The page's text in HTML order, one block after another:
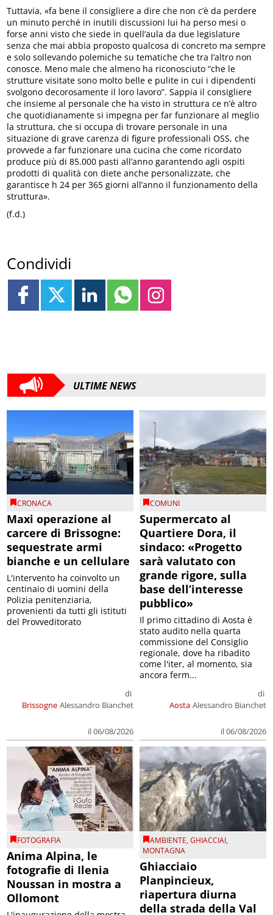
Tuttavia, «fa bene il consigliere a dire che non c’è da perdere
un minuto perché in inutili discussioni lui ha perso mesi o
forse anni visto che siede in quell’aula da due legislature
senza che mai abbia proposto qualcosa di concreto ma sempre
e solo sollevando polemiche su tematiche che tra l’altro non
conosce. Meno male che almeno ha riconosciuto “che le
strutture visitate sono molto belle e pulite in cui i dipendenti
svolgono decorosamente il loro lavoro”. Sappia il consigliere
che insieme al personale che ha visto in struttura ce n’è altro
che quotidianamente si impegna per far funzionare al meglio
la struttura, che si occupa di trovare personale in una
situazione di grave carenza di figure professionali OSS, che
provvede a far funzionare una cucina che come ricordato
produce più di 85.000 pasti all’anno garantendo agli ospiti
prodotti di qualità con diete anche personalizzate, che
garantisce h 24 per 365 giorni all’anno il funzionamento della
struttura».
(f.d.)
Condividi
ULTIME NEWS
CRONACA
Maxi operazione al
carcere di Brissogne:
sequestrate armi
bianche e un cellulare
Brissogne
di
Alessandro Bianchet
il 06/08/2026
L'intervento ha coinvolto un
centinaio di uomini della
Polizia penitenziaria,
provenienti da tutti gli istituti
del Provveditorato
COMUNI
Supermercato al
Quartiere Dora, il
sindaco: «Progetto
sarà valutato con
grande rigore, sulla
base dell’interesse
pubblico»
Aosta
di
Alessandro Bianchet
il 06/08/2026
Il primo cittadino di Aosta è
stato audito nella quarta
commissione del Consiglio
regionale, dove ha ribadito
come l'iter, al momento, sia
ancora ferm...
FOTOGRAFIA
Anima Alpina, le
fotografie di Ilenia
Noussan in mostra a
Ollomont
AMBIENTE,GHIACCIAI,
MONTAGNA
Ghiacciaio
Planpincieux,
riapertura diurna
della strada della Val